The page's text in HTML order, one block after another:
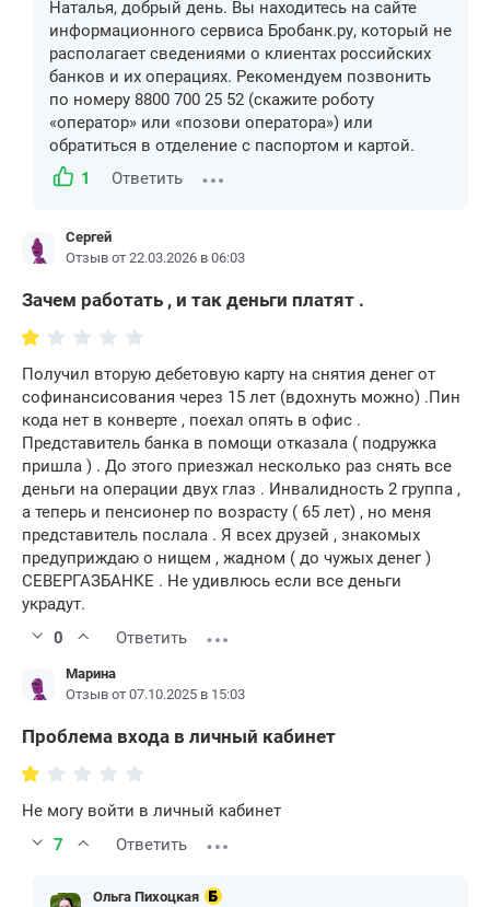
Наталья, добрый день. Вы находитесь на сайте
информационного сервиса Бробанк.ру, который не
располагает сведениями о клиентах российских
банков и их операциях. Рекомендуем позвонить
по номеру 8800 700 25 52 (скажите роботу
«оператор» или «позови оператора») или
обратиться в отделение с паспортом и картой.
1
Ответить
Сергей
Отзыв от 22.03.2026 в 06:03
Зачем работать , и так деньги платят .
Получил вторую дебетовую карту на снятия денег от
софинансисования через 15 лет (вдохнуть можно) .Пин
кода нет в конверте , поехал опять в офис .
Представитель банка в помощи отказала ( подружка
пришла ) . До этого приезжал несколько раз снять все
деньги на операции двух глаз . Инвалидность 2 группа ,
а теперь и пенсионер по возрасту ( 65 лет) , но меня
представитель послала . Я всех друзей , знакомых
предуприждаю о нищем , жадном ( до чужых денег )
СЕВЕРГАЗБАНКЕ . Не удивлюсь если все деньги
украдут.
0
Ответить
Марина
Отзыв от 07.10.2025 в 15:03
Проблема входа в личный кабинет
Не могу войти в личный кабинет
7
Ответить
Ольга Пихоцкая